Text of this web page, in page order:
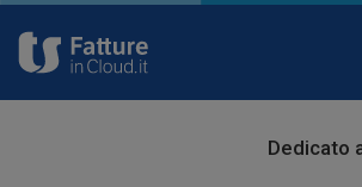
Dedicato